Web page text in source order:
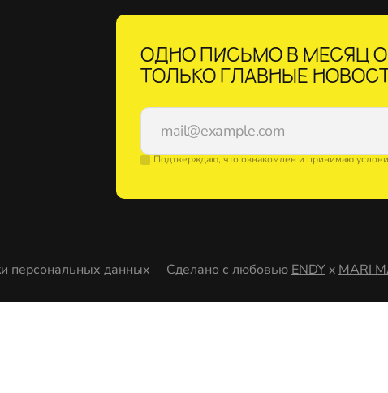
ОДНО ПИСЬМО В МЕСЯЦ
ТОЛЬКО ГЛАВНЫЕ
Подтверждаю, что ознакомлен и принимаю
персональных данных Сделано с любовью ENDY x MARI